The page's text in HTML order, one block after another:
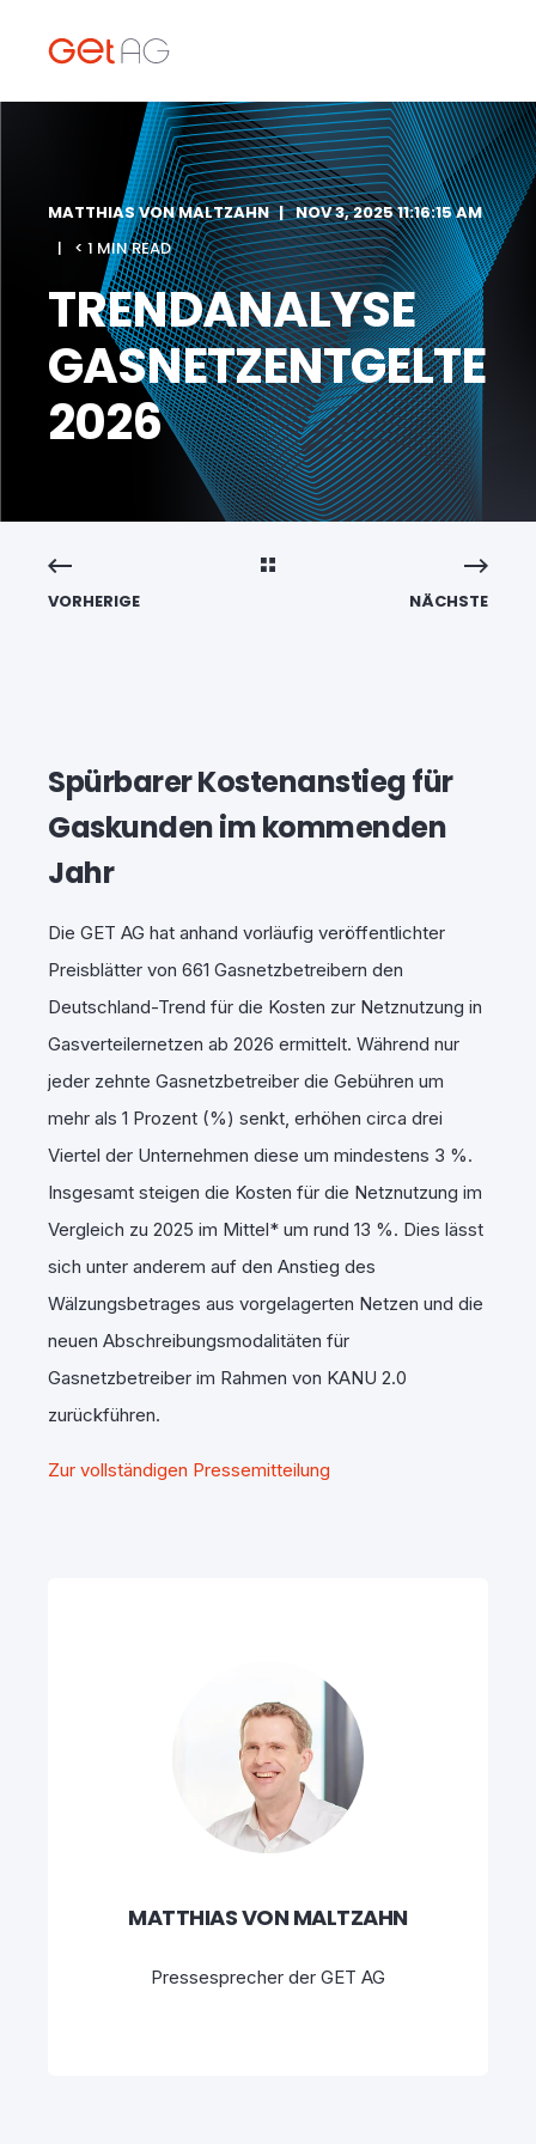
MATTHIAS VON MALTZAHN
NOV 3, 2025 11:16:15 AM
< 1 MIN READ
TRENDANALYSE
GASNETZENTGELTE
2026
VORHERIGE NÄCHSTE
Spürbarer Kostenanstieg für
Gaskunden im kommenden
Jahr
Die GET AG hat anhand vorläufig veröffentlichter
Preisblätter von 661 Gasnetzbetreibern den
Deutschland-Trend für die Kosten zur Netznutzung in
Gasverteilernetzen ab 2026 ermittelt. Während nur
jeder zehnte Gasnetzbetreiber die Gebühren um
mehr als 1 Prozent (%) senkt, erhöhen circa drei
Viertel der Unternehmen diese um mindestens 3 %.
Insgesamt steigen die Kosten für die Netznutzung im
Vergleich zu 2025 im Mittel* um rund 13 %. Dies lässt
sich unter anderem auf den Anstieg des
Wälzungsbetrages aus vorgelagerten Netzen und die
neuen Abschreibungsmodalitäten für
Gasnetzbetreiber im Rahmen von KANU 2.0
zurückführen.
Zur vollständigen Pressemitteilung
MATTHIAS VON MALTZAHN
Pressesprecher der GET AG